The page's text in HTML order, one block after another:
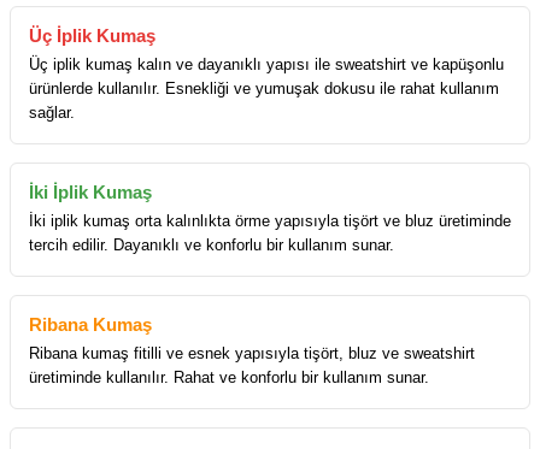
Üç İplik Kumaş
Üç iplik kumaş kalın ve dayanıklı yapısı ile sweatshirt ve kapüşonlu
ürünlerde kullanılır. Esnekliği ve yumuşak dokusu ile rahat kullanım
sağlar.
İki İplik Kumaş
İki iplik kumaş orta kalınlıkta örme yapısıyla tişört ve bluz üretiminde
tercih edilir. Dayanıklı ve konforlu bir kullanım sunar.
Ribana Kumaş
Ribana kumaş fitilli ve esnek yapısıyla tişört, bluz ve sweatshirt
üretiminde kullanılır. Rahat ve konforlu bir kullanım sunar.